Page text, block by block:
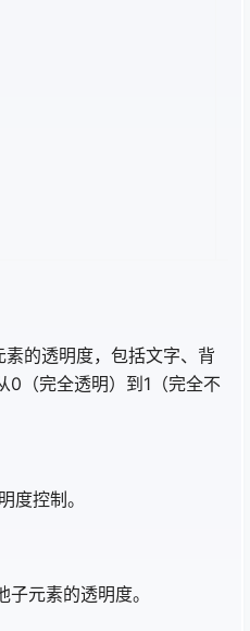
的透明度，包括文字、背
0（完全透明）到1（完全不
度控制。
元素的透明度。